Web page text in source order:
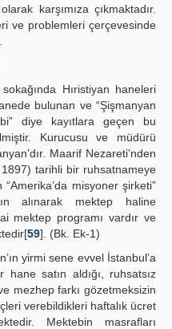
karşımıza çıkmaktadır.
ve problemleri çerçevesinde
Hıristiyan haneleri
bulunan ve “Şişmanyan
diye kayıtlara geçen bu
Kurucusu ve müdürü
Maarif Nezareti’nden
1897) tarihli bir ruhsatnameye
misyoner şirketi”
alınarak mektep haline
mektep programı vardır ve
59]. (Bk. Ek-1)
yirmi sene evvel İstanbul’a
hane satın aldığı, ruhsatsız
mezhep farkı gözetmeksizin
verebildikleri haftalık ücret
Mektebin masrafları